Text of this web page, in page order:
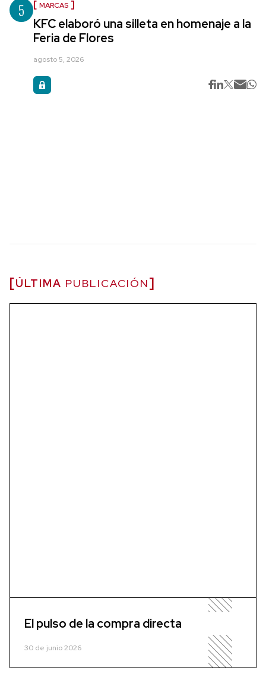
5 MARCAS
KFC elaboró una silleta en homenaje a la
Feria de Flores
agosto 5, 2026
ÚLTIMA PUBLICACIÓN
El pulso de la compra directa
30 de junio 2026